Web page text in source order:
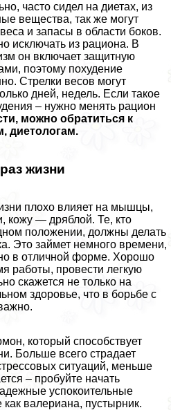
часто сидел на диетах, из
вещества, так же могут
и запасы в области боков.
исключать из рациона. В
он включает защитную
поэтому похудение
Стрелки весов могут
дней, недель. Если такое
– нужно менять рацион
можно обратиться к
диетологам.
жизни
плохо влияет на мышцы,
кожу — дряблой. Те, кто
положении, должны делать
Это займет немного времени,
в отличной форме. Хорошо
работы, провести легкую
скажется не только на
здоровье, что в борьбе с
который способствует
Больше всего страдает
ситуаций, меньше
– пробуйте начать
успокоительные
как валериана, пустырник.